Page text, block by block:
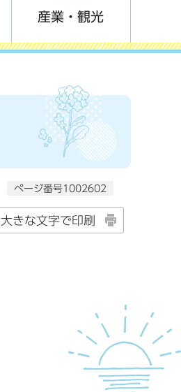
産業・観光
ページ番号1002602
大きな文字で印刷